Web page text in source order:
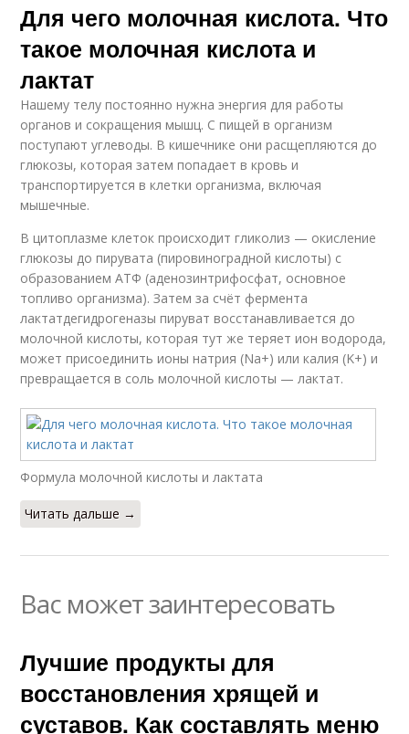
Для чего молочная кислота. Что
такое молочная кислота и
лактат
Нашему телу постоянно нужна энергия для работы
органов и сокращения мышц. С пищей в организм
поступают углеводы. В кишечнике они расщепляются до
глюкозы, которая затем попадает в кровь и
транспортируется в клетки организма, включая
мышечные.
В цитоплазме клеток происходит гликолиз — окисление
глюкозы до пирувата (пировиноградной кислоты) с
образованием АТФ (аденозинтрифосфат, основное
топливо организма). Затем за счёт фермента
лактатдегидрогеназы пируват восстанавливается до
молочной кислоты, которая тут же теряет ион водорода,
может присоединить ионы натрия (Na+) или калия (K+) и
превращается в соль молочной кислоты — лактат.
Формула молочной кислоты и лактата
Читать дальше →
Вас может заинтересовать
Лучшие продукты для
восстановления хрящей и
суставов. Как составлять меню